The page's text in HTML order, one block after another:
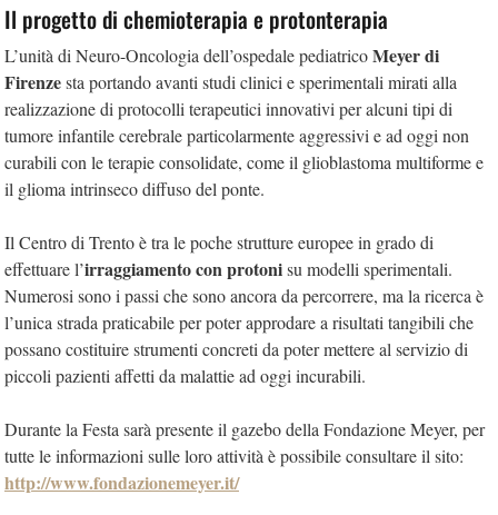
Il progetto di chemioterapia e protonterapia
L’unità di Neuro-Oncologia dell’ospedale pediatricoMeyer di
Firenzesta portando avanti studi clinici e sperimentali mirati alla
realizzazione di protocolli terapeutici innovativi per alcuni tipi di
tumore infantile cerebrale particolarmente aggressivi e ad oggi non
curabili con le terapie consolidate, come il glioblastoma multiforme e
il glioma intrinseco diffuso del ponte.
Il Centro di Trento è tra le poche strutture europee in grado di
effettuare l’irraggiamento con protonisu modelli sperimentali.
Numerosi sono i passi che sono ancora da percorrere, ma la ricerca è
l’unica strada praticabile per poter approdare a risultati tangibili che
possano costituire strumenti concreti da poter mettere al servizio di
piccoli pazienti affetti da malattie ad oggi incurabili.
Durante la Festa sarà presente il gazebo della Fondazione Meyer, per
tutte le informazioni sulle loro attività è possibile consultare il sito:
http://www.fondazionemeyer.it/